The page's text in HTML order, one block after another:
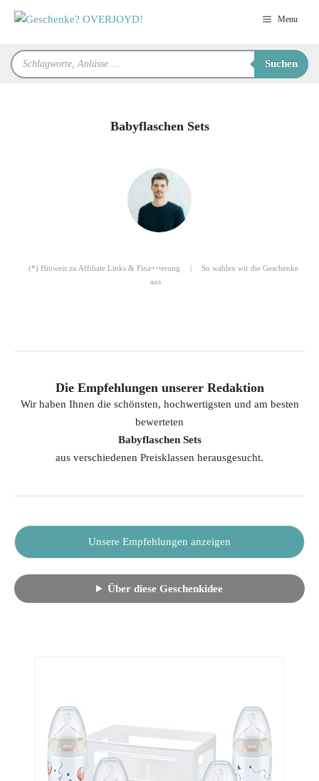
Inhalt
Menu
Products
search
Suchen
Babyflaschen Sets
(*) Hinweis zu Affiliate Links & Finanzierung |
So wählen wir die Geschenke
aus
Die Empfehlungen unserer Redaktion
Wir haben Ihnen die schönsten, hochwertigsten und am besten
bewerteten
Babyflaschen Sets
aus verschiedenen Preisklassen herausgesucht.
Unsere Empfehlungen anzeigen
Über diese Geschenkidee